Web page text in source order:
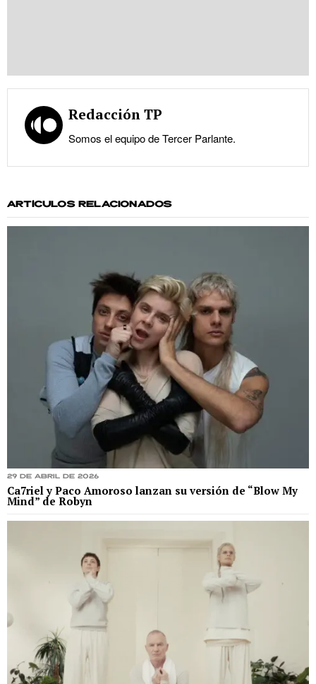
Redacción TP
Somos el equipo de Tercer Parlante.
ARTÍCULOS RELACIONADOS
29 de abril de 2026
Ca7riel y Paco Amoroso lanzan su versión de “Blow My
Mind” de Robyn